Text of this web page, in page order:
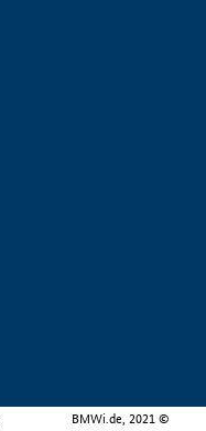
BMWi.de, 2021 ©